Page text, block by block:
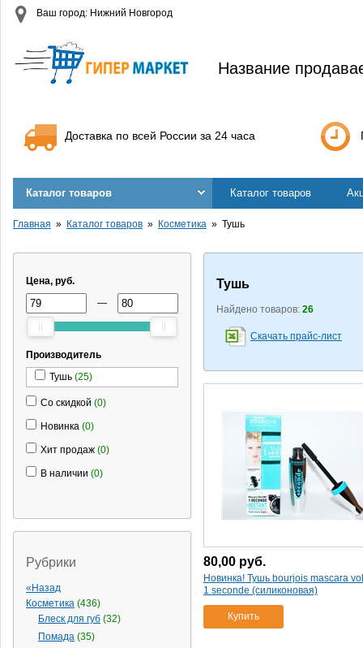
Ваш город: Нижний Новгород
Название
Доставка по всей России за 24 часа
Каталог товаров Каталог товаров
Главная Каталог товаров Косметика Тушь
Цена, руб.
—
Производитель
Тушь (25)
Со скидкой (0)
Новинка (0)
Хит продаж (0)
В наличии (0)
Рубрики
«Назад
Косметика (436)
Блеск для губ (32)
Помада (35)
Тушь
Найдено товаров: 26
Скачать прайс-лист
80,00 руб.
Новинка! Тушь bourjois mascara
1 seconde (силиконовая)
Купить